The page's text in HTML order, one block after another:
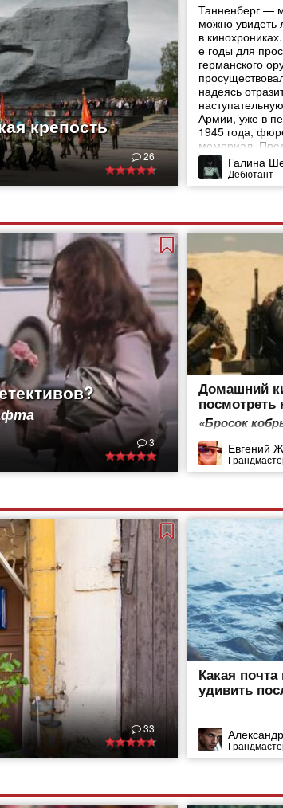
крепость
26
Танненберг —
можно увидеть
в
е годы для
германского
надеясь
Армии, уже в
1945 года,
мемориал.
Галина
Дебютант
3
Домашний
посмотреть
«Бросок
и азарт» и не
Евгений
33
Какая
удивить